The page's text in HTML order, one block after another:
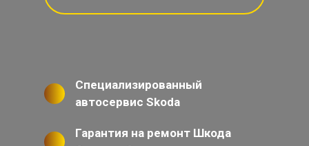
Специализированный
автосервис Skoda
Гарантия на ремонт Шкода